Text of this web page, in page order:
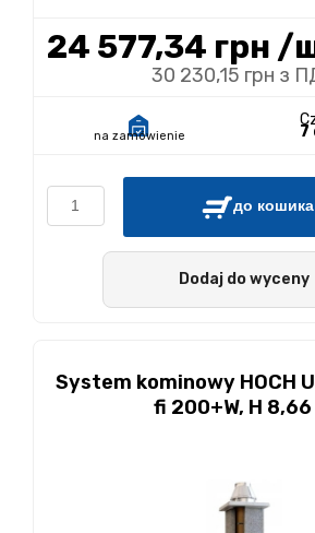
24 577,34 грн /
30 230,15 грн з
na zamówienie 7
до кошика
Dodaj do wyceny
System kominowy HOCH
fi 200+W, H 8,66